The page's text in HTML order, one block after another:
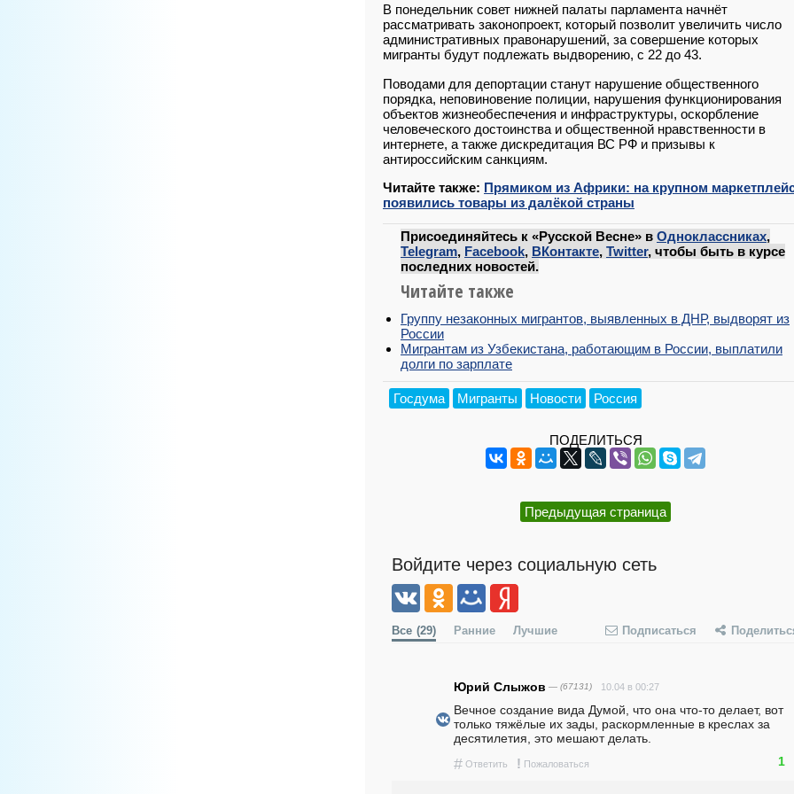
В понедельник совет нижней палаты парламента начнёт
рассматривать законопроект, который позволит увеличить число
административных правонарушений, за совершение которых
мигранты будут подлежать выдворению, с 22 до 43.
Поводами для депортации станут нарушение общественного
порядка, неповиновение полиции, нарушения функционирования
объектов жизнеобеспечения и инфраструктуры, оскорбление
человеческого достоинства и общественной нравственности в
интернете, а также дискредитация ВС РФ и призывы к
антироссийским санкциям.
Читайте также: Прямиком из Африки: на крупном
появились товары из далёкой страны
Присоединяйтесь к «Русской Весне» в Одноклассниках,
Telegram, Facebook, ВКонтакте, Twitter, чтобы быть в курсе
последних новостей.
Читайте также
Группу незаконных мигрантов, выявленных в ДНР, выдворят из
России
Мигрантам из Узбекистана, работающим в России, выплатили
долги по зарплате
Госдума Мигранты Новости Россия
ПОДЕЛИТЬСЯ
Предыдущая страница
Войдите через социальную сеть
Все (29) Ранние Лучшие Подписаться
Юрий Слыжов — (67131) 10.04 в 00:27
Вечное создание вида Думой, что она что-то делает, вот
только тяжёлые их зады, раскормленные в креслах за
десятилетия, это мешают делать.
# Ответить ! Пожаловаться 1